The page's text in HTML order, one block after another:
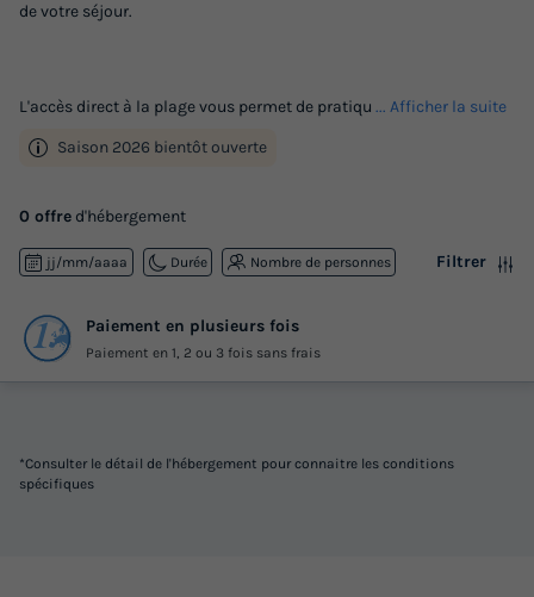
de votre séjour.
L'accès direct à la plage vous permet de pratiqu ... Afficher la suite
Saison 2026 bientôt ouverte
0 offre d'hébergement
jj/mm/aaaa Durée Nombre de personnes Filtrer
Paiement en plusieurs fois
Paiement en 1, 2 ou 3 fois sans frais
*Consulter le détail de l'hébergement pour connaitre les conditions
spécifiques